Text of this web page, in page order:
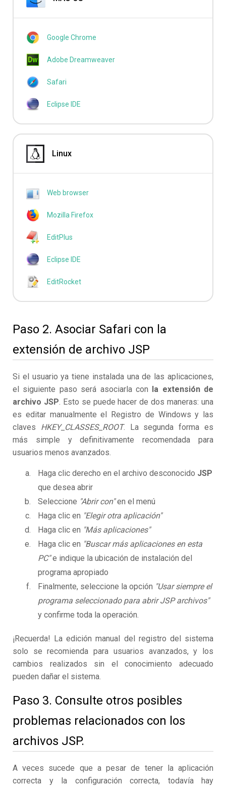
Google Chrome
Adobe Dreamweaver
Safari
Eclipse IDE
Linux
Web browser
Mozilla Firefox
EditPlus
Eclipse IDE
EditRocket
Paso 2. Asociar Safari con la
extensión de archivo JSP
Si el usuario ya tiene instalada una de las aplicaciones,
el siguiente paso será asociarla con la extensión de
archivo JSP. Esto se puede hacer de dos maneras: una
es editar manualmente el Registro de Windows y las
claves HKEY_CLASSES_ROOT. La segunda forma es
más simple y definitivamente recomendada para
usuarios menos avanzados.
Haga clic derecho en el archivo desconocido JSP
que desea abrir
Seleccione "Abrir con"en el menú
Haga clic en "Elegir otra aplicación"
Haga clic en "Más aplicaciones"
Haga clic en "Buscar más aplicaciones en esta
PC"e indique la ubicación de instalación del
programa apropiado
Finalmente, seleccione la opción "Usar siempre el
programa seleccionado para abrir JSP archivos"
y confirme toda la operación.
¡Recuerda! La edición manual del registro del sistema
solo se recomienda para usuarios avanzados, y los
cambios realizados sin el conocimiento adecuado
pueden dañar el sistema.
Paso 3. Consulte otros posibles
problemas relacionados con los
archivos JSP.
A veces sucede que a pesar de tener la aplicación
correcta y la configuración correcta, todavía hay